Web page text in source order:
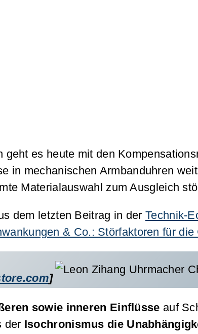
es heute mit den
in mechanischen Armbanduhren
Materialauswahl zum Ausgleich
dem letzten Beitrag in der Technik-
& Co.: Störfaktoren für
]
sowie inneren Einflüsse auf
der Isochronismus die